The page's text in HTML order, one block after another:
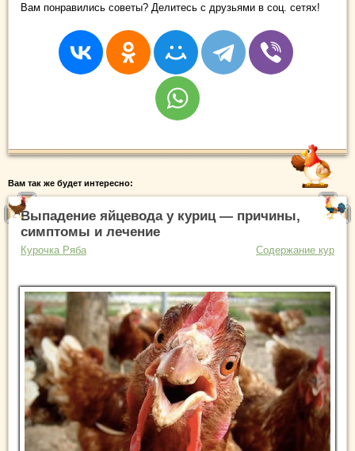
Вам понравились советы? Делитесь с друзьями в соц. сетях!
Вам так же будет интересно:
Выпадение яйцевода у куриц — причины,
симптомы и лечение
Курочка Ряба Содержание кур